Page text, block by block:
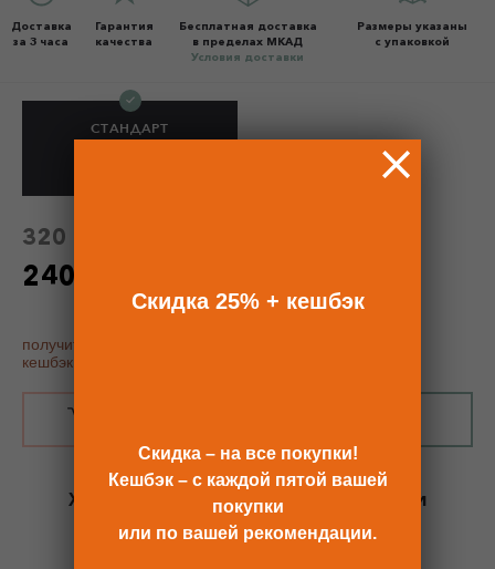
Доставка
за 3 часа
Гарантия
качества
Бесплатная доставка
в пределах МКАД
Условия доставки
Размеры указаны
с упаковкой
СТАНДАРТ
320 Р
240 Р
получить купон постоянного покупателя, скидку 25% и
кешбэк
Хотите сразу купить со скидкой 25%
и
получить кешбэк?
Скидка сразу после регистрации >>
Скидка 25% + кешбэк
Скидка – на все покупки!
Кешбэк – с каждой пятой вашей
покупки
или по вашей рекомендации.